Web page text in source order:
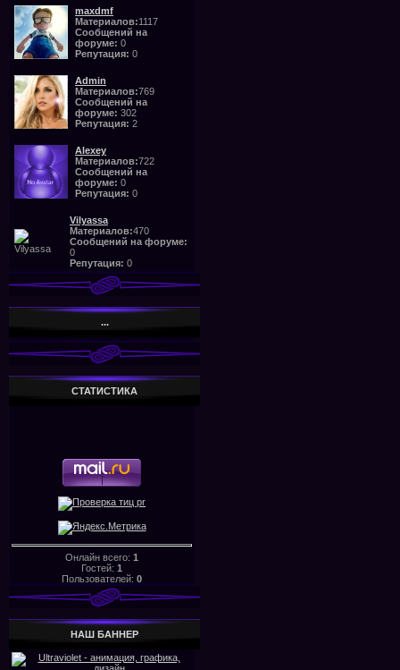
maxdmf
Материалов:1117
Сообщений на
форуме: 0
Репутация: 0
Admin
Материалов:769
Сообщений на
форуме: 302
Репутация: 2
Alexey
Материалов:722
Сообщений на
форуме: 0
Репутация: 0
Vilyassa
Материалов:470
Сообщений на форуме:
0
Репутация: 0
...
СТАТИСТИКА
Онлайн всего: 1
Гостей: 1
Пользователей: 0
НАШ БАHHЕР